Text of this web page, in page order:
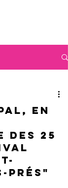
en
25
Prés"